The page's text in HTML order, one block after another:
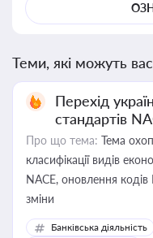
Теми, які можуть
Перехід
стандартів
Про що тема: Тема
класифікації видів
NACE, оновлення
зміни
Банківська діяльність